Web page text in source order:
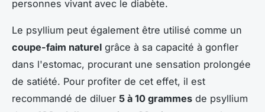
personnes vivant avec le diabète.
Le psyllium peut également être utilisé comme un
coupe-faim naturel grâce à sa capacité à gonfler
dans l'estomac, procurant une sensation prolongée
de satiété. Pour profiter de cet effet, il est
recommandé de diluer 5 à 10 grammes de psyllium